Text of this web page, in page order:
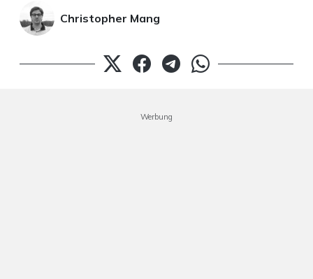
Christopher Mang
Werbung